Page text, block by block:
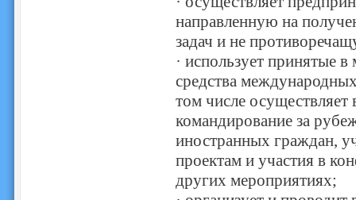
направленную на
задач и не
· использует принятые
средства
том числе осуществляет
командирование за
иностранных граждан,
проектам и участия в
других мероприятиях;